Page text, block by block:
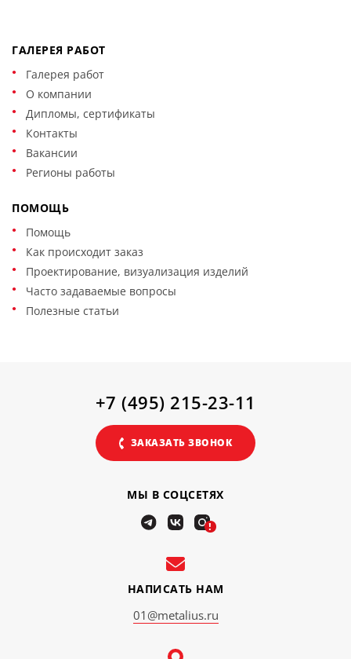
ГАЛЕРЕЯ РАБОТ
Галерея работ
О компании
Дипломы, сертификаты
Контакты
Вакансии
Регионы работы
ПОМОЩЬ
Помощь
Как происходит заказ
Проектирование, визуализация изделий
Часто задаваемые вопросы
Полезные статьи
НАПИСАТЬ НАМ
01@metalius.ru
МЫ В СОЦСЕТЯХ
!
+7 (495) 215-23-11
ЗАКАЗАТЬ ЗВОНОК